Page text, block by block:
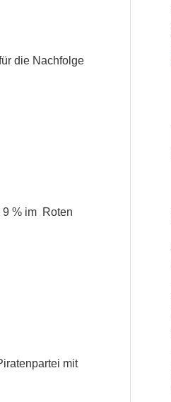
die Nachfolge
9 % im Roten
mit